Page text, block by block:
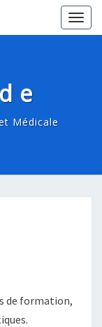
Médicale
de formation,